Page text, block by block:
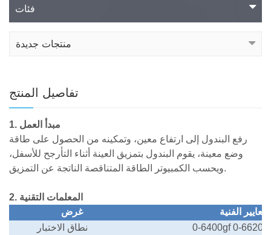
فئات
منتجات جديدة
تفاصيل المنتج
1. مبدأ العمل
رفع البندول إلى ارتفاع معين، وتمكينه من الحصول على طاقة
وضع معينة، يقوم البندول بتمزيق العينة أثناء التأرجح للأسفل،
ويحسب الكمبيوتر الطاقة المتناقصة الناتجة عن التمزيق.
2. المعلمات التقنية
غرض
الفنية
نطاق الاختبار
0-6400gf 0-66203